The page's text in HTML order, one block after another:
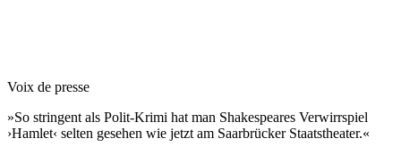
Voix de presse
»So stringent als Polit-Krimi hat man Shakespeares Verwirrspiel
›Hamlet‹ selten gesehen wie jetzt am Saarbrücker Staatstheater.«